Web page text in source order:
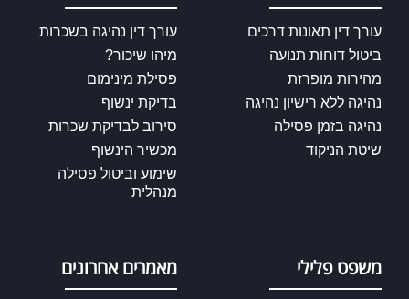
עורך דין תאונות דרכים
ביטול דוחות תנועה
מהירות מופרזת
נהיגה ללא רישיון נהיגה
נהיגה בזמן פסילה
שיטת הניקוד
עורך דין נהיגה בשכרות
מיהו שיכור?
פסילת מינימום
בדיקת ינשוף
סירוב לבדיקת שכרות
מכשיר הינשוף
שימוע וביטול פסילה
מנהלית
משפט פלילי מאמרים אחרונים